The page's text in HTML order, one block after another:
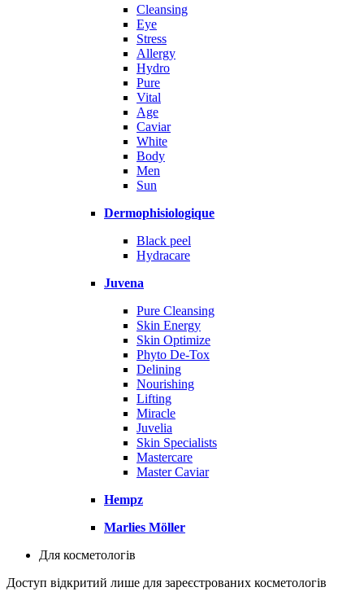
Cleansing
Eye
Stress
Allergy
Hydro
Pure
Vital
Age
Caviar
White
Body
Men
Sun
Dermophisiologique
Black peel
Hydracare
Juvena
Pure Cleansing
Skin Energy
Skin Optimize
Phyto De-Tox
Delining
Nourishing
Lifting
Miracle
Juvelia
Skin Specialists
Mastercare
Master Caviar
Hempz
Marlies Möller
Для косметологів
Доступ відкритий лише для зареєстрованих косметологів